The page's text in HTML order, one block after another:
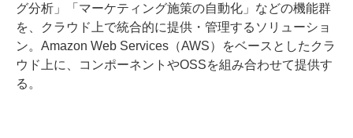
グ分析」「マーケティング施策の自動化」などの機能群
を、クラウド上で統合的に提供・管理するソリューショ
ン。Amazon Web Services（AWS）をベースとしたクラ
ウド上に、コンポーネントやOSSを組み合わせて提供す
る。